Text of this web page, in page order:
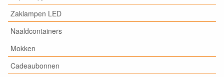
Zaklampen LED
Naaldcontainers
Mokken
Cadeaubonnen